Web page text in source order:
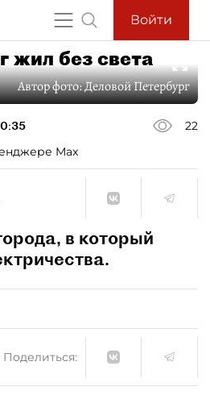
Войти
жил без света
Автор фото:Деловой Петербург
22
Max
в который
Поделиться: